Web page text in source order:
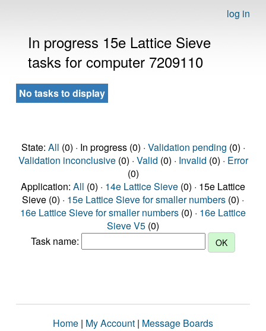
log in
In progress 15e Lattice Sieve
tasks for computer 7209110
No tasks to display
State: All (0) · In progress (0) · Validation pending (0) ·
Validation inconclusive(0) · Valid (0) · Invalid (0) · Error
(0)
Application: All (0) · 14e Lattice Sieve (0) · 15e Lattice
Sieve (0) · 15e Lattice Sieve for smaller numbers (0) ·
16e Lattice Sieve for smaller numbers (0) · 16e Lattice
Sieve V5 (0)
Task name:
Home | My Account | Message Boards